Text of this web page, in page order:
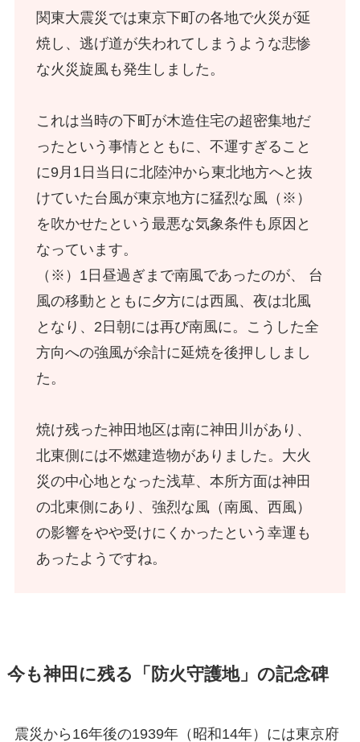
関東大震災では東京下町の各地で火災が延
焼し、逃げ道が失われてしまうような悲惨
な火災旋風も発生しました。
これは当時の下町が木造住宅の超密集地だ
ったという事情とともに、不運すぎること
に9月1日当日に北陸沖から東北地方へと抜
けていた台風が東京地方に猛烈な風（※）
を吹かせたという最悪な気象条件も原因と
なっています。
（※）1日昼過ぎまで南風であったのが、 台
風の移動とともに夕方には西風、夜は北風
となり、2日朝には再び南風に。こうした全
方向への強風が余計に延焼を後押ししまし
た。
焼け残った神田地区は南に神田川があり、
北東側には不燃建造物がありました。大火
災の中心地となった浅草、本所方面は神田
の北東側にあり、強烈な風（南風、西風）
の影響をやや受けにくかったという幸運も
あったようですね。
今も神田に残る「防火守護地」の記念碑
震災から16年後の1939年（昭和14年）には東京府